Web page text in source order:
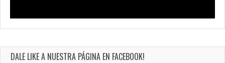
DALE LIKE A NUESTRA PÁGINA EN FACEBOOK!